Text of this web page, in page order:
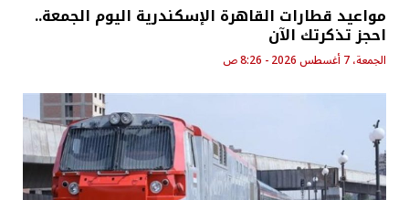
مواعيد قطارات القاهرة الإسكندرية اليوم الجمعة..
احجز تذكرتك الآن
الجمعة، 7 أغسطس 2026 - 8:26 ص